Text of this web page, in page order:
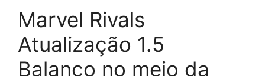
Marvel Rivals
Atualização 1.5
Balanço no meio da